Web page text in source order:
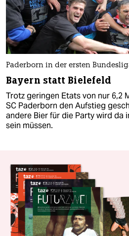
Paderborn in der ersten
Bayern statt Bielefeld
Trotz geringen Etats von nur 6,2
SC Paderborn den Aufstieg
andere Bier für die Party wird da
sein müssen.